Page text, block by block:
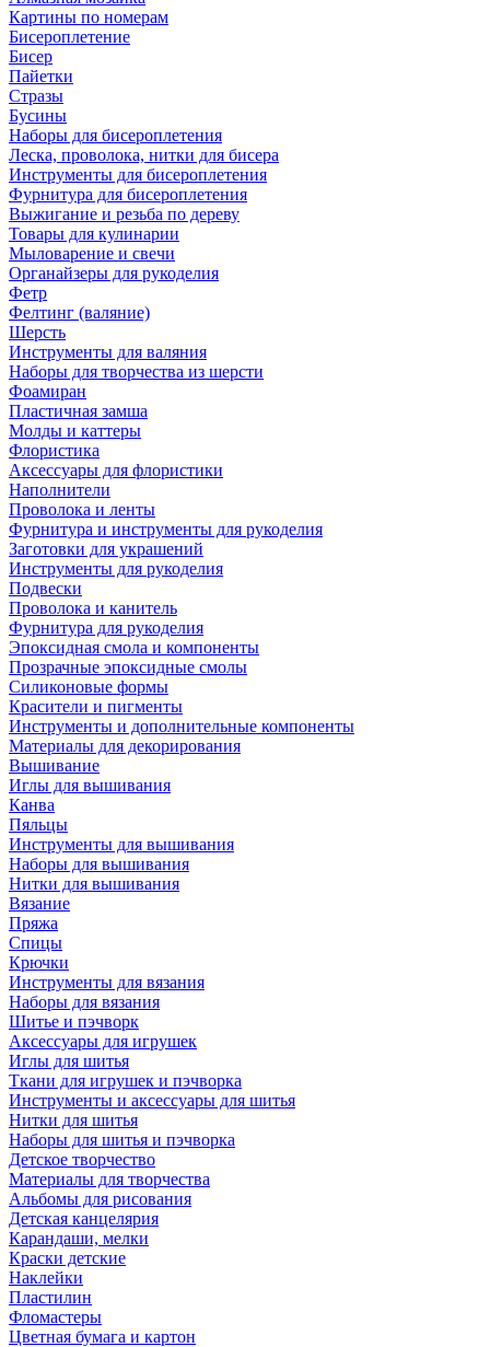
Картины по номерам
Бисероплетение
Бисер
Пайетки
Стразы
Бусины
Наборы для бисероплетения
Леска, проволока, нитки для бисера
Инструменты для бисероплетения
Фурнитура для бисероплетения
Выжигание и резьба по дереву
Товары для кулинарии
Мыловарение и свечи
Органайзеры для рукоделия
Фетр
Фелтинг (валяние)
Шерсть
Инструменты для валяния
Наборы для творчества из шерсти
Фоамиран
Пластичная замша
Молды и каттеры
Флористика
Аксессуары для флористики
Наполнители
Проволока и ленты
Фурнитура и инструменты для рукоделия
Заготовки для украшений
Инструменты для рукоделия
Подвески
Проволока и канитель
Фурнитура для рукоделия
Эпоксидная смола и компоненты
Прозрачные эпоксидные смолы
Силиконовые формы
Красители и пигменты
Инструменты и дополнительные компоненты
Материалы для декорирования
Вышивание
Иглы для вышивания
Канва
Пяльцы
Инструменты для вышивания
Наборы для вышивания
Нитки для вышивания
Вязание
Пряжа
Спицы
Крючки
Инструменты для вязания
Наборы для вязания
Шитье и пэчворк
Аксессуары для игрушек
Иглы для шитья
Ткани для игрушек и пэчворка
Инструменты и аксессуары для шитья
Нитки для шитья
Наборы для шитья и пэчворка
Детское творчество
Материалы для творчества
Альбомы для рисования
Детская канцелярия
Карандаши, мелки
Краски детские
Наклейки
Пластилин
Фломастеры
Цветная бумага и картон